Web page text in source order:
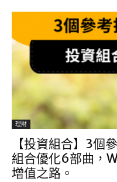
理財
【投資組合】3個
組合優化6部曲，
增值之路。